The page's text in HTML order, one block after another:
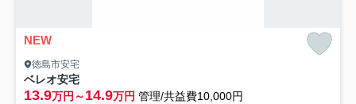
NEW
徳島市安宅
ベレオ安宅
13.9万円～14.9万円 管理/共益費10,000円